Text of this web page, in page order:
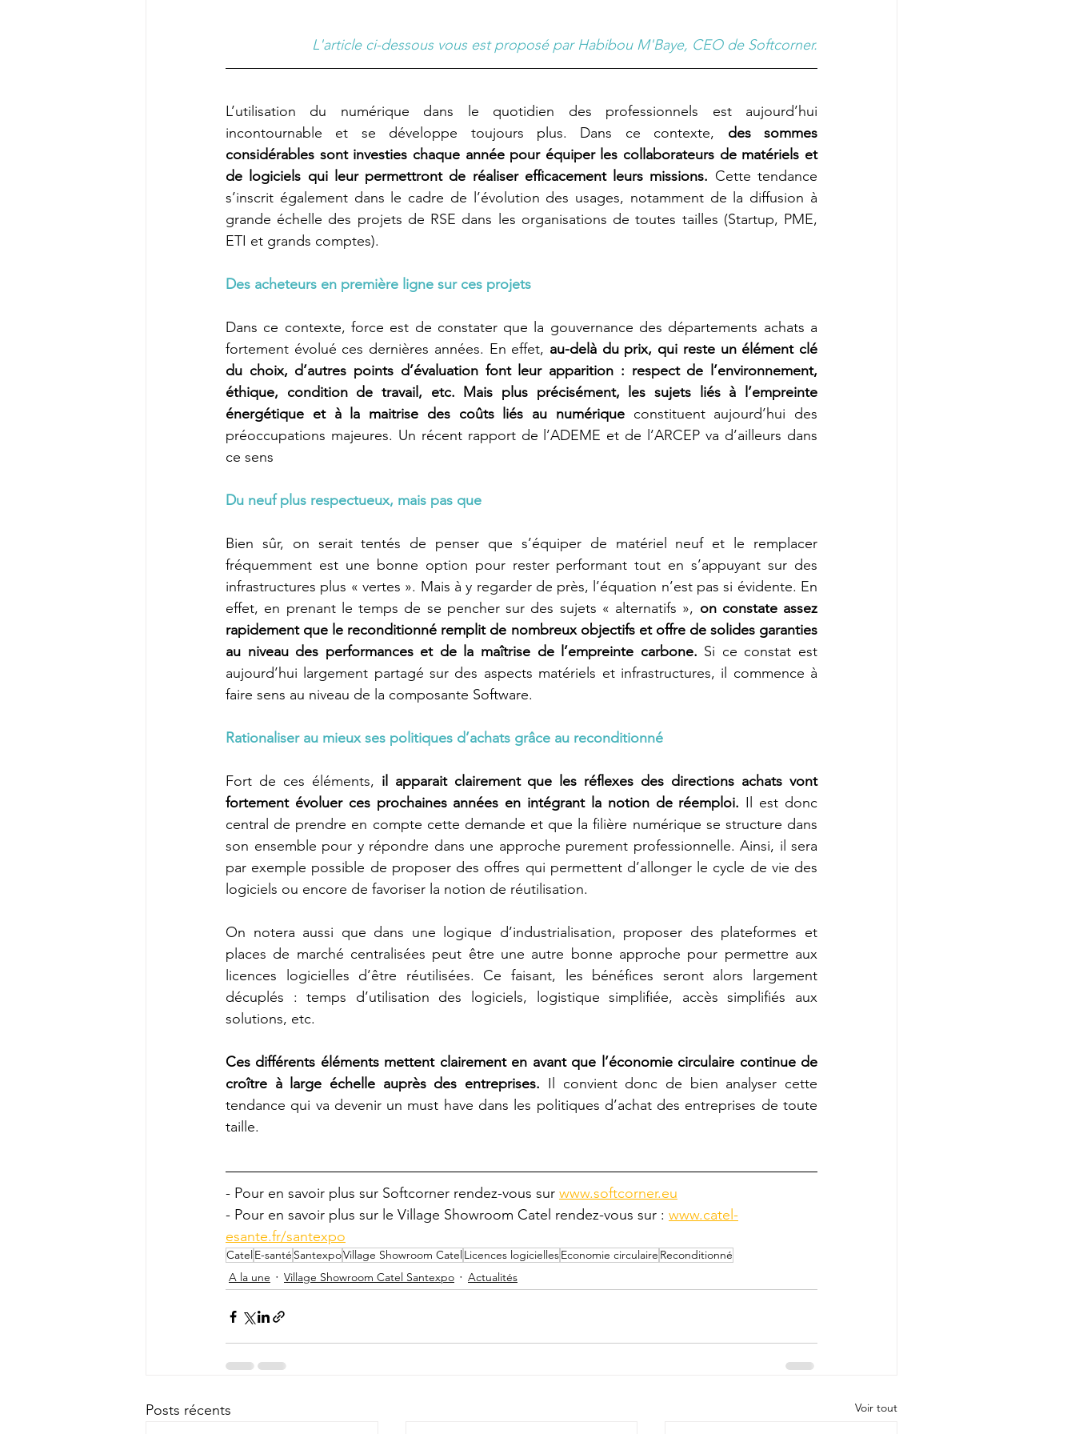
L'article ci-dessous vous est proposé par Habibou M'Baye, CEO de Softcorner.
L’utilisation du numérique dans le quotidien des professionnels est aujourd’hui
incontournable et se développe toujours plus. Dans ce contexte, des sommes
considérables sont investies chaque année pour équiper les collaborateurs de matériels et
de logiciels qui leur permettront de réaliser efficacement leurs missions. Cette tendance
s’inscrit également dans le cadre de l’évolution des usages, notamment de la diffusion à
grande échelle des projets de RSE dans les organisations de toutes tailles (Startup, PME,
ETI et grands comptes).
Des acheteurs en première ligne sur ces projets
Dans ce contexte, force est de constater que la gouvernance des départements achats a
fortement évolué ces dernières années. En effet, au-delà du prix, qui reste un élément clé
du choix, d’autres points d’évaluation font leur apparition : respect de l’environnement,
éthique, condition de travail, etc. Mais plus précisément, les sujets liés à l’empreinte
énergétique et à la maitrise des coûts liés au numérique constituent aujourd’hui des
préoccupations majeures. Un récent rapport de l’ADEME et de l’ARCEP va d’ailleurs dans
ce sens
Du neuf plus respectueux, mais pas que
Bien sûr, on serait tentés de penser que s’équiper de matériel neuf et le remplacer
fréquemment est une bonne option pour rester performant tout en s’appuyant sur des
infrastructures plus « vertes ». Mais à y regarder de près, l’équation n’est pas si évidente. En
effet, en prenant le temps de se pencher sur des sujets « alternatifs », on constate assez
rapidement que le reconditionné remplit de nombreux objectifs et offre de solides garanties
au niveau des performances et de la maîtrise de l’empreinte carbone. Si ce constat est
aujourd’hui largement partagé sur des aspects matériels et infrastructures, il commence à
faire sens au niveau de la composante Software.
Rationaliser au mieux ses politiques d’achats grâce au reconditionné
Fort de ces éléments, il apparait clairement que les réflexes des directions achats vont
fortement évoluer ces prochaines années en intégrant la notion de réemploi. Il est donc
central de prendre en compte cette demande et que la filière numérique se structure dans
son ensemble pour y répondre dans une approche purement professionnelle. Ainsi, il sera
par exemple possible de proposer des offres qui permettent d’allonger le cycle de vie des
logiciels ou encore de favoriser la notion de réutilisation.
On notera aussi que dans une logique d’industrialisation, proposer des plateformes et
places de marché centralisées peut être une autre bonne approche pour permettre aux
licences logicielles d’être réutilisées. Ce faisant, les bénéfices seront alors largement
décuplés : temps d’utilisation des logiciels, logistique simplifiée, accès simplifiés aux
solutions, etc.
Ces différents éléments mettent clairement en avant que l’économie circulaire continue de
croître à large échelle auprès des entreprises. Il convient donc de bien analyser cette
tendance qui va devenir un must have dans les politiques d’achat des entreprises de toute
taille.
- Pour en savoir plus sur Softcorner rendez-vous sur www.softcorner.eu
- Pour en savoir plus sur le Village Showroom Catel rendez-vous sur : www.catel-
esante.fr/santexpo
CatelE-santé SantexpoVillage Showroom CatelLicences logiciellesEconomie circulaire Reconditionné
A la une
Village Showroom Catel Santexpo Actualités
Posts récents Voir tout